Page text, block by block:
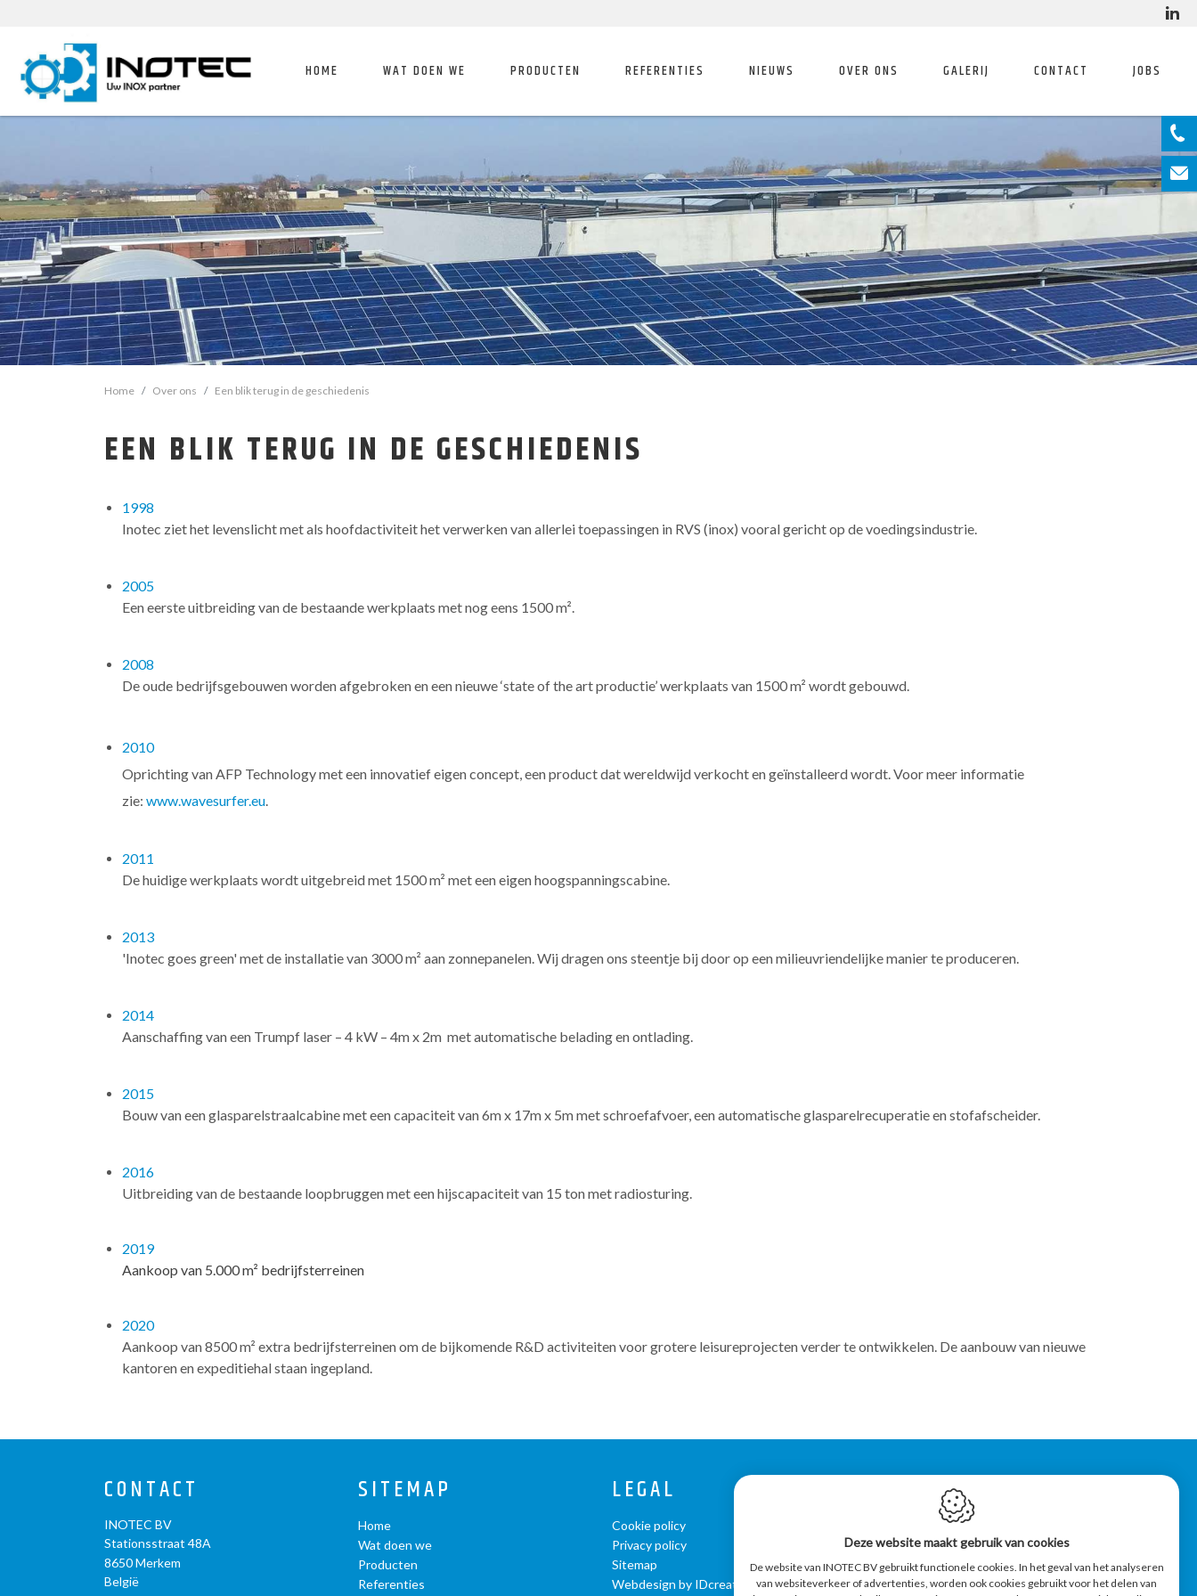
HOME WAT DOEN WE PRODUCTEN REFERENTIES NIEUWS OVER ONS GALERIJ CONTACT JOBS
Home Over ons Een blik terug in de geschiedenis
EEN BLIK TERUG IN DE GESCHIEDENIS
1998
Inotec ziet het levenslicht met als hoofdactiviteit het verwerken van allerlei toepassingen in RVS (inox) vooral gericht op de voedingsindustrie.
2005
Een eerste uitbreiding van de bestaande werkplaats met nog eens 1500 m².
2008
De oude bedrijfsgebouwen worden afgebroken en een nieuwe ‘state of the art productie’ werkplaats van 1500 m² wordt gebouwd.
2010
Oprichting van AFP Technology met een innovatief eigen concept, een product dat wereldwijd verkocht en geïnstalleerd wordt. Voor meer informatie
zie: www.wavesurfer.eu.
2011
De huidige werkplaats wordt uitgebreid met 1500 m² met een eigen hoogspanningscabine.
2013
'Inotec goes green' met de installatie van 3000 m² aan zonnepanelen. Wij dragen ons steentje bij door op een milieuvriendelijke manier te produceren.
2014
Aanschaffing van een Trumpf laser – 4 kW – 4m x 2m met automatische belading en ontlading.
2015
Bouw van een glasparelstraalcabine met een capaciteit van 6m x 17m x 5m met schroefafvoer, een automatische glasparelrecuperatie en stofafscheider.
2016
Uitbreiding van de bestaande loopbruggen met een hijscapaciteit van 15 ton met radiosturing.
2019
Aankoop van 5.000 m² bedrijfsterreinen
2020
Aankoop van 8500 m² extra bedrijfsterreinen om de bijkomende R&D activiteiten voor grotere leisureprojecten verder te ontwikkelen. De aanbouw van nieuwe
kantoren en expeditiehal staan ingepland.
CONTACT
INOTEC BV
Stationsstraat 48A
8650Merkem
België
SITEMAP
Home
Wat doen we
Producten
Referenties
LEGAL
Cookie policy
Privacy policy
Sitemap
Webdesign by IDcreation 2020
OPENINGSUREN
Maandag - Vrijdag :
8.00 - 12.30
13.00 - 17.30
Deze website maakt gebruik van cookies
De website van INOTEC BV gebruikt functionele cookies. In het geval van het analyseren
van websiteverkeer of advertenties, worden ook cookies gebruikt voor het delen van